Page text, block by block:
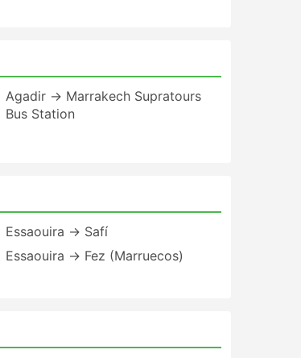
Agadir → Marrakech Supratours
Bus Station
Essaouira → Safí
Essaouira → Fez (Marruecos)